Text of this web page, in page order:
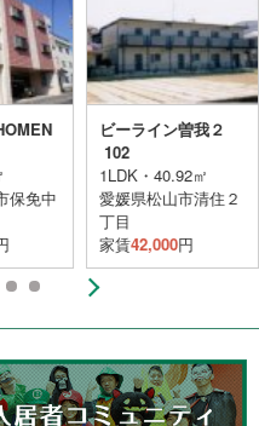
保免中
ビーライン曽我２
102
1LDK・40.92㎡
愛媛県松山市清住２
丁目
家賃42,000円